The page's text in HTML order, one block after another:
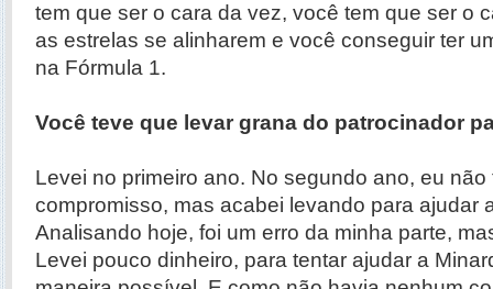
tem que ser o cara da vez, você tem que ser o
as estrelas se alinharem e você conseguir ter
na Fórmula 1.
Você teve que levar grana do patrocinador
Levei no primeiro ano. No segundo ano, eu não
compromisso, mas acabei levando para ajudar
Analisando hoje, foi um erro da minha parte,
Levei pouco dinheiro, para tentar ajudar a